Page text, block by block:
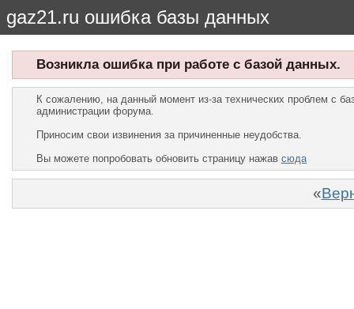
gaz21.ru ошибка базы данных
Возникла ошибка при работе с базой данных.
К сожалению, на данный момент из-за технических проблем с
администрации форума.
Приносим свои извинения за причиненные неудобства.
Вы можете попробовать обновить страницу нажав сюда
«